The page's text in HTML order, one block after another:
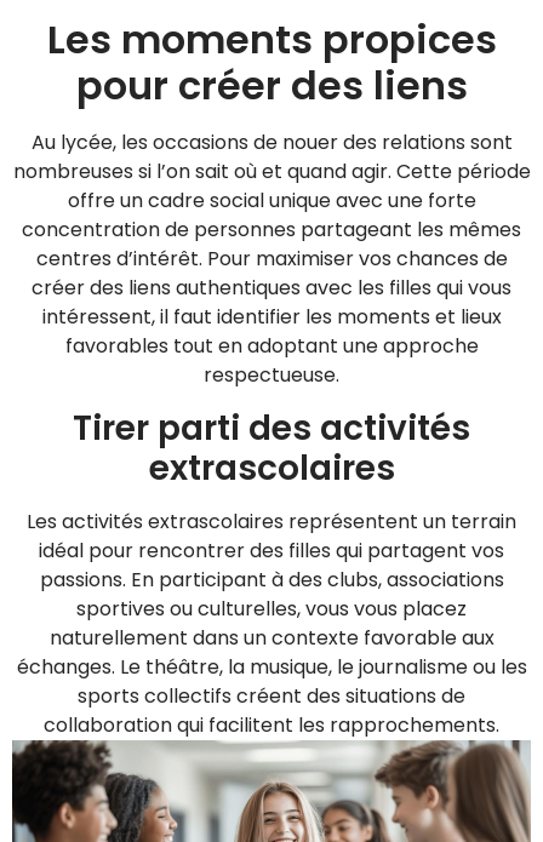
Les moments propices
pour créer des liens
Au lycée, les occasions de nouer des relations sont
nombreuses si l’on sait où et quand agir. Cette période
offre un cadre social unique avec une forte
concentration de personnes partageant les mêmes
centres d’intérêt. Pour maximiser vos chances de
créer des liens authentiques avec les filles qui vous
intéressent, il faut identifier les moments et lieux
favorables tout en adoptant une approche
respectueuse.
Tirer parti des activités
extrascolaires
Les activités extrascolaires représentent un terrain
idéal pour rencontrer des filles qui partagent vos
passions. En participant à des clubs, associations
sportives ou culturelles, vous vous placez
naturellement dans un contexte favorable aux
échanges. Le théâtre, la musique, le journalisme ou les
sports collectifs créent des situations de
collaboration qui facilitent les rapprochements.